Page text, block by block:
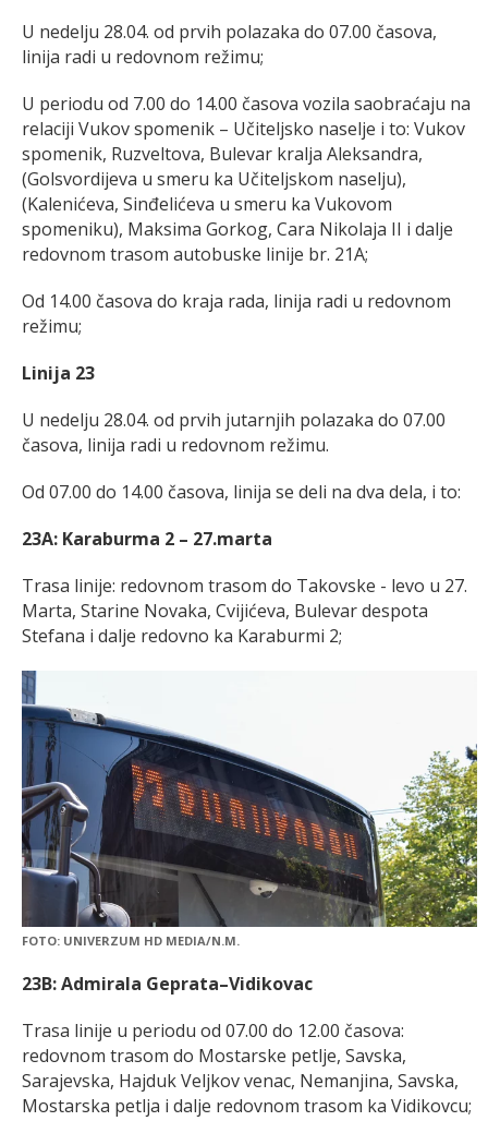
U nedelju 28.04. od prvih polazaka do 07.00 časova,
linija radi u redovnom režimu;
U periodu od 7.00 do 14.00 časova vozila saobraćaju na
relaciji Vukov spomenik – Učiteljsko naselje i to: Vukov
spomenik, Ruzveltova, Bulevar kralja Aleksandra,
(Golsvordijeva u smeru ka Učiteljskom naselju),
(Kalenićeva, Sinđelićeva u smeru ka Vukovom
spomeniku), Maksima Gorkog, Cara Nikolaja II i dalje
redovnom trasom autobuske linije br. 21A;
Od 14.00 časova do kraja rada, linija radi u redovnom
režimu;
Linija 23
U nedelju 28.04. od prvih jutarnjih polazaka do 07.00
časova, linija radi u redovnom režimu.
Od 07.00 do 14.00 časova, linija se deli na dva dela, i to:
23A: Karaburma 2 – 27.marta
Trasa linije: redovnom trasom do Takovske - levo u 27.
Marta, Starine Novaka, Cvijićeva, Bulevar despota
Stefana i dalje redovno ka Karaburmi 2;
FOTO: UNIVERZUM HD MEDIA/N.M.
23B: Admirala Geprata–Vidikovac
Trasa linije u periodu od 07.00 do 12.00 časova:
redovnom trasom do Mostarske petlje, Savska,
Sarajevska, Hajduk Veljkov venac, Nemanjina, Savska,
Mostarska petlja i dalje redovnom trasom ka Vidikovcu;